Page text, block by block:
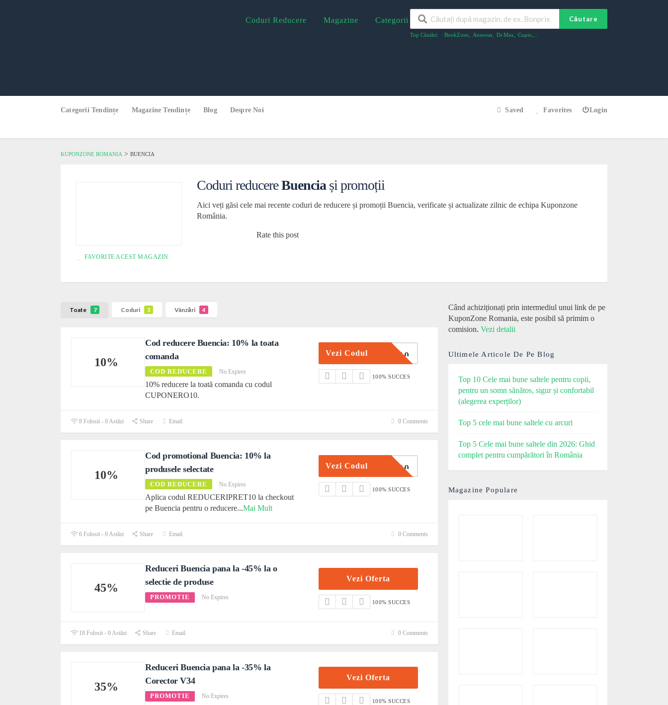
Coduri Reducere Magazine Categorii Căutare
Top Căutări: BookZone Answear Dr.Max Cupio
to
Categorii Tendințe Magazine Tendințe Blog Despre Noi Saved Favorites Login
KUPONZONE ROMANIA > BUENCIA
FAVORITE ACEST MAGAZIN
Coduri reducereBuencia și promoții
Aici veți găsi cele mai recente coduri de reducere și promoții Buencia, verificate și actualizate zilnic de echipa Kuponzone
România.
Rate this post
Toate 7 Coduri 3 Vânzări 4
10%
Cod reducere Buencia: 10% la toata
comanda
COD REDUCERE No Expires
10% reducere la toată comanda cu codul
CUPONERO10.
PONERO10
Vezi Codul
100% SUCCES
8 Folosit - 0 Astăzi Share Email 0 Comments
10%
Cod promotional Buencia: 10% la
produsele selectate
COD REDUCERE No Expires
Aplica codul REDUCERIPRET10 la checkout
pe Buencia pentru o reducere...Mai Mult
RIPRET10
Vezi Codul
100% SUCCES
6 Folosit - 0 Astăzi Share Email 0 Comments
45%
Reduceri Buencia pana la -45% la o
selectie de produse
PROMOTIE No Expires
Vezi Oferta
100% SUCCES
18 Folosit - 0 Astăzi Share Email 0 Comments
35%
Reduceri Buencia pana la -35% la
Corector V34
PROMOTIE No Expires
Vezi Oferta
100% SUCCES
Când achiziționați prin intermediul unui link de pe
KuponZone Romania, este posibil să primim o
comision. Vezi detalii
Ultimele Articole De Pe Blog
Top 10 Cele mai bune saltele pentru copii,
pentru un somn sănătos, sigur și confortabil
(alegerea experților)
Top 5 cele mai bune saltele cu arcuri
Top 5 Cele mai bune saltele din 2026: Ghid
complet pentru cumpărători în România
Magazine Populare